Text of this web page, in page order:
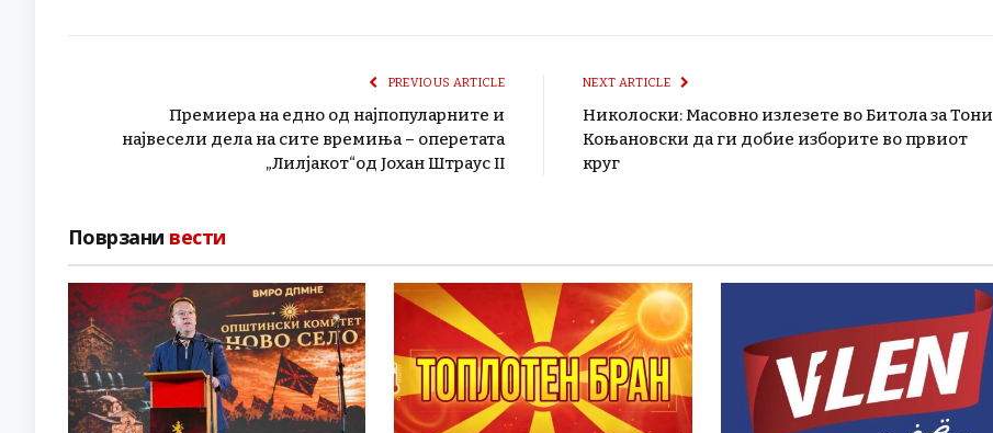
PREVIOUS ARTICLE
Премиера на едно од најпопуларните и
највесели дела на сите времиња – оперетата
„Лилјакот“од Јохан Штраус II
NEXT ARTICLE
Николоски: Масовно излезете во Битола за Тони
Коњановски да ги добие изборите во првиот
круг
Поврзани вести